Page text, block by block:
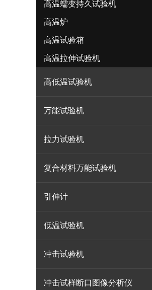
高温蠕变持久试验机
高温炉
高温试验箱
高温拉伸试验机
高低温试验机
万能试验机
拉力试验机
复合材料万能试验机
引伸计
低温试验机
冲击试验机
冲击试样断口图像分析仪